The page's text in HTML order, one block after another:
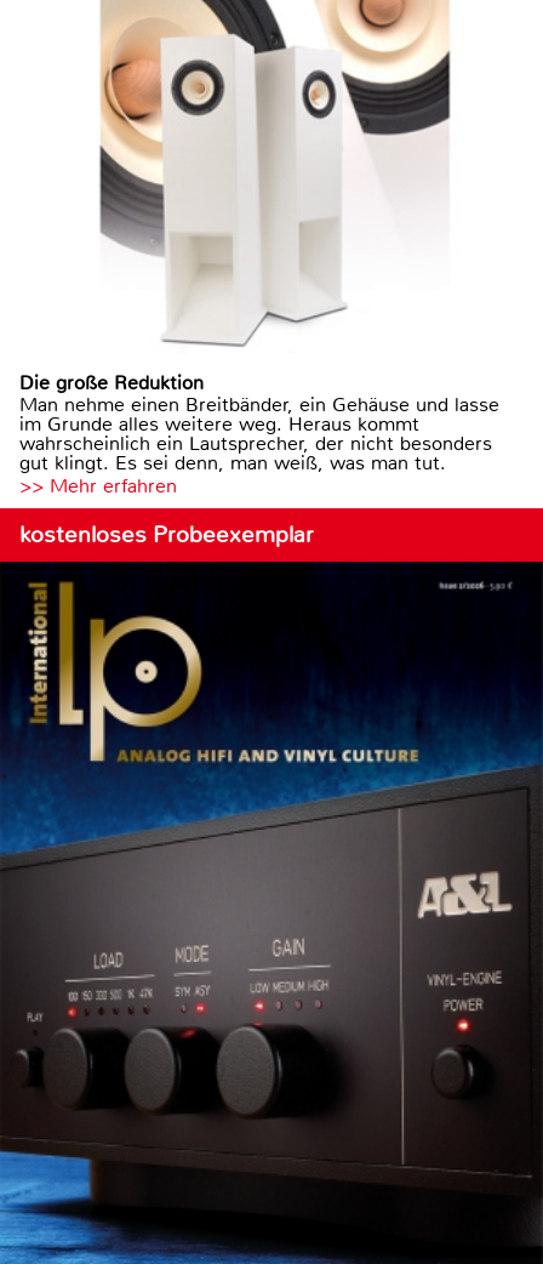
Die große Reduktion
Man nehme einen Breitbänder, ein Gehäuse und lasse
im Grunde alles weitere weg. Heraus kommt
wahrscheinlich ein Lautsprecher, der nicht besonders
gut klingt. Es sei denn, man weiß, was man tut.
>> Mehr erfahren
kostenloses Probeexemplar